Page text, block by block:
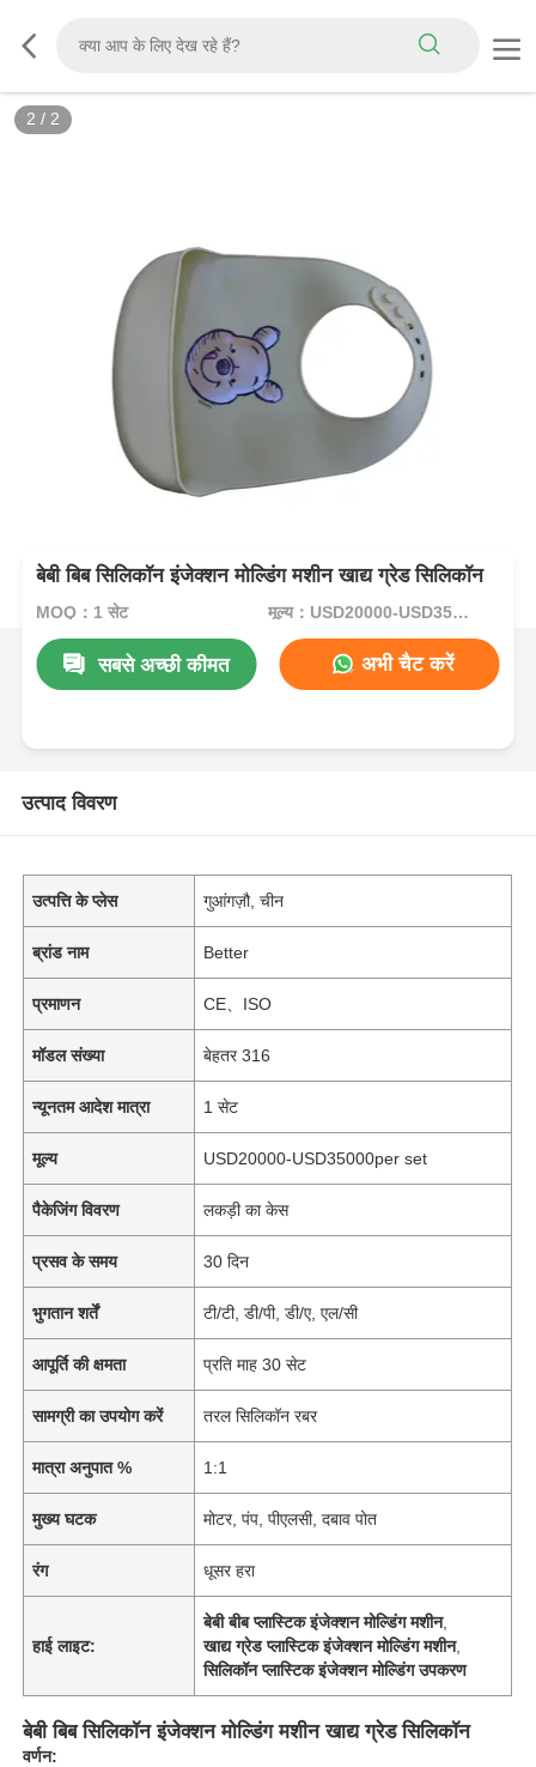
2 / 2
बेबी बिब सिलिकॉन इंजेक्शन मोल्डिंग मशीन खाद्य ग्रेड सिलिकॉन
MOQ：1 सेट मूल्य：USD20000-USD35000per set
सबसे अच्छी कीमत अभी चैट करें
उत्पाद विवरण
उत्पत्ति के प्लेस गुआंगज़ौ, चीन
ब्रांड नाम Better
प्रमाणन CE、ISO
मॉडल संख्या बेहतर 316
न्यूनतम आदेश मात्रा 1 सेट
मूल्य USD20000-USD35000per set
पैकेजिंग विवरण लकड़ी का केस
प्रसव के समय 30 दिन
भुगतान शर्तें टी/टी, डी/पी, डी/ए, एल/सी
आपूर्ति की क्षमता प्रति माह 30 सेट
सामग्री का उपयोग करें तरल सिलिकॉन रबर
मात्रा अनुपात % 1:1
मुख्य घटक मोटर, पंप, पीएलसी, दबाव पोत
रंग धूसर हरा
हाई लाइट:
बेबी बीब प्लास्टिक इंजेक्शन मोल्डिंग मशीन,
खाद्य ग्रेड प्लास्टिक इंजेक्शन मोल्डिंग मशीन,
सिलिकॉन प्लास्टिक इंजेक्शन मोल्डिंग उपकरण
बेबी बिब सिलिकॉन इंजेक्शन मोल्डिंग मशीन खाद्य ग्रेड सिलिकॉन
वर्णन: